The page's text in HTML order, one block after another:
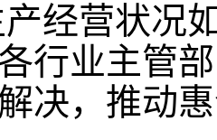
经营状况
行业主管
决，推动